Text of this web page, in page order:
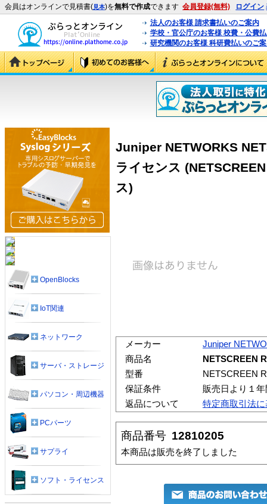
会員はオンラインで見積書(見本)を無料で作成できます 会員登録(無料) ログイン
法人のお客様 請求書払いのご案内
学校・官公庁のお客様 校費・公費
研究機関のお客様 科研費払いのご
Juniper NETWORKS
ライセンス
ス)
メーカー
Juniper
商品名
NETSCREEN
型番
NETSCREEN
保証条件
販売日より１
返品について
特定商取引法
商品番号 12810205
本商品は販売を終了しました
OpenBlocks
IoT関連
ネットワーク
サーバ・ストレージ
パソコン・周辺機器
PCパーツ
サプライ
ソフト・ライセンス